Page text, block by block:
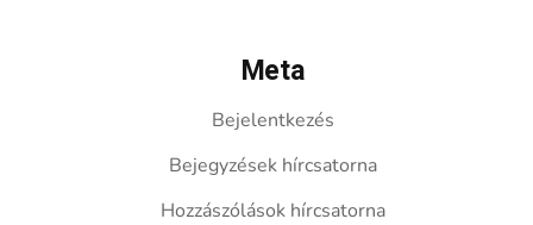
Meta
Bejelentkezés
Bejegyzések hírcsatorna
Hozzászólások hírcsatorna